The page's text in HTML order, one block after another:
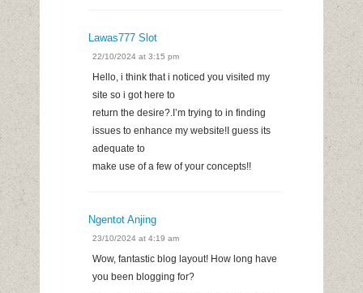
Lawas777 Slot
22/10/2024 at 3:15 pm
Hello, i think that i noticed you visited my
site so i got here to
return the desire?.I’m trying to in finding
issues to enhance my website!I guess its
adequate to
make use of a few of your concepts!!
Ngentot Anjing
23/10/2024 at 4:19 am
Wow, fantastic blog layout! How long have
you been blogging for?